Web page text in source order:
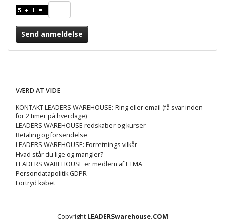
Send anmeldelse
VÆRD AT VIDE
KONTAKT LEADERS WAREHOUSE: Ring eller email (få svar inden
for 2 timer på hverdage)
LEADERS WAREHOUSE redskaber og kurser
Betaling og forsendelse
LEADERS WAREHOUSE: Forretnings vilkår
Hvad står du lige og mangler?
LEADERS WAREHOUSE er medlem af ETMA
Persondatapolitik GDPR
Fortryd købet
Copyright LEADERSwarehouse.COM